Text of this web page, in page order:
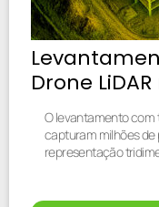
Drone
O levantamento com
capturam milhões
representação